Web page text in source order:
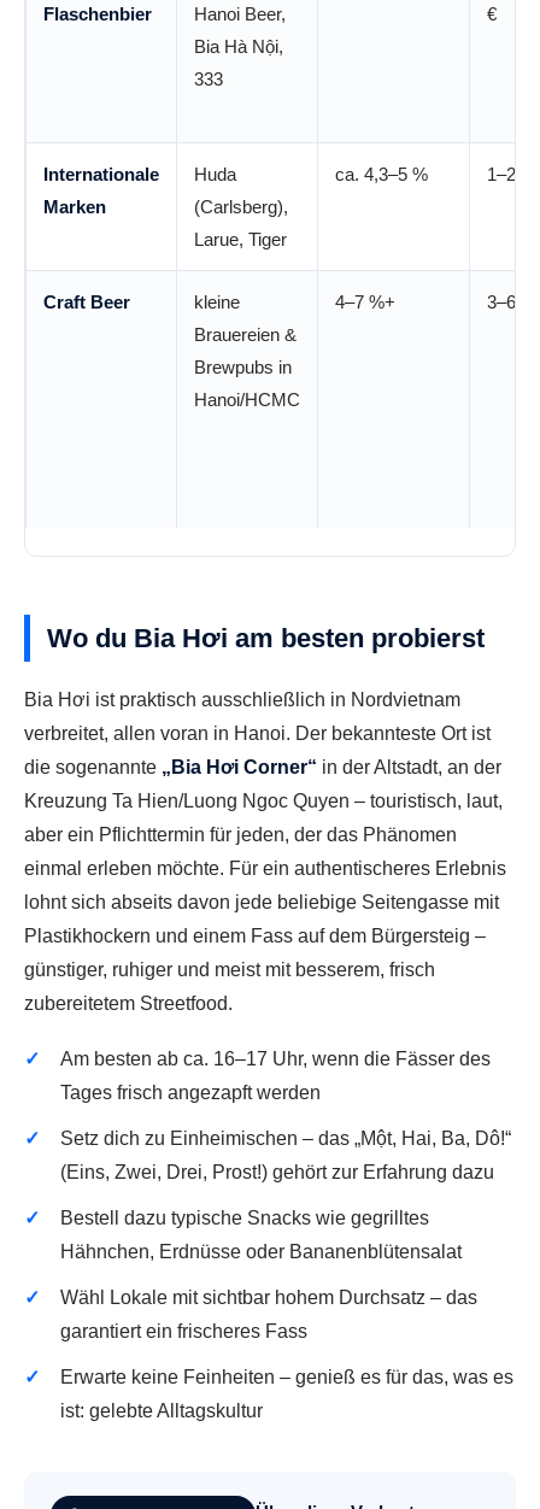
Flaschenbier
Hanoi Beer,
Bia Hà Nội,
333
€
Internationale
Marken
Huda
(Carlsberg),
Larue, Tiger
ca. 4,3–5 % 1–2 €
Craft Beer
kleine
Brauereien &
Brewpubs in
Hanoi/HCMC
4–7 %+ 3–6 €
Wo du Bia Hơi am besten probierst
Bia Hơi ist praktisch ausschließlich in Nordvietnam
verbreitet, allen voran in Hanoi. Der bekannteste Ort ist
die sogenannte „Bia Hơi Corner“ in der Altstadt, an der
Kreuzung Ta Hien/Luong Ngoc Quyen – touristisch, laut,
aber ein Pflichttermin für jeden, der das Phänomen
einmal erleben möchte. Für ein authentischeres Erlebnis
lohnt sich abseits davon jede beliebige Seitengasse mit
Plastikhockern und einem Fass auf dem Bürgersteig –
günstiger, ruhiger und meist mit besserem, frisch
zubereitetem Streetfood.
Am besten ab ca. 16–17 Uhr, wenn die Fässer des
Tages frisch angezapft werden
Setz dich zu Einheimischen – das „Một, Hai, Ba, Dô!“
(Eins, Zwei, Drei, Prost!) gehört zur Erfahrung dazu
Bestell dazu typische Snacks wie gegrilltes
Hähnchen, Erdnüsse oder Bananenblütensalat
Wähl Lokale mit sichtbar hohem Durchsatz – das
garantiert ein frischeres Fass
Erwarte keine Feinheiten – genieß es für das, was es
ist: gelebte Alltagskultur